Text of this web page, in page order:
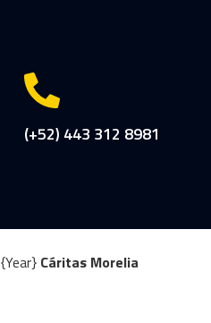
(+52) 443 312 8981
{Year} Cáritas Morelia